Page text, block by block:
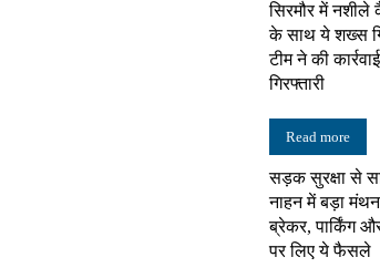
सिरमौर में
के साथ ये शख्स
टीम ने की
गिरफ्तारी
Read more
सड़क सुरक्षा से
नाहन में बड़ा
ब्रेकर, पार्किंग
पर लिए ये फैसले